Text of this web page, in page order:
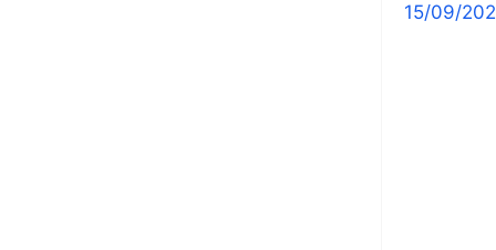
15/09/